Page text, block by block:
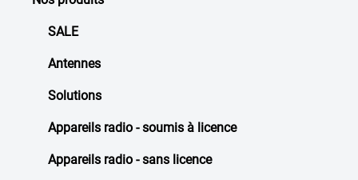
SALE
Antennes
Solutions
Appareils radio - soumis à licence
Appareils radio - sans licence